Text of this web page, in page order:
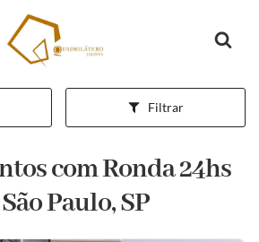
Página inicial
Filtrar
com Ronda 24hs
Paulo, SP